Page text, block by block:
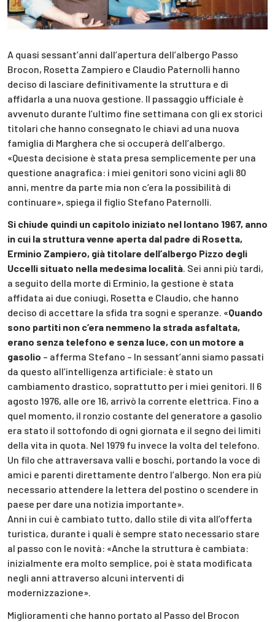
A quasi sessant’anni dall’apertura dell’albergo Passo
Brocon, Rosetta Zampiero e Claudio Paternolli hanno
deciso di lasciare definitivamente la struttura e di
affidarla a una nuova gestione. Il passaggio ufficiale è
avvenuto durante l’ultimo fine settimana con gli ex storici
titolari che hanno consegnato le chiavi ad una nuova
famiglia di Marghera che si occuperà dell’albergo.
«Questa decisione è stata presa semplicemente per una
questione anagrafica: i miei genitori sono vicini agli 80
anni, mentre da parte mia non c’era la possibilità di
continuare», spiega il figlio Stefano Paternolli.
Si chiude quindi un capitolo iniziato nel lontano 1967, anno
in cui la struttura venne aperta dal padre di Rosetta,
Erminio Zampiero, già titolare dell’albergo Pizzo degli
Uccelli situato nella medesima località. Sei anni più tardi,
a seguito della morte di Erminio, la gestione è stata
affidata ai due coniugi, Rosetta e Claudio, che hanno
deciso di accettare la sfida tra sogni e speranze. «Quando
sono partiti non c’era nemmeno la strada asfaltata,
erano senza telefono e senza luce, con un motore a
gasolio – afferma Stefano – In sessant’anni siamo passati
da questo all’intelligenza artificiale: è stato un
cambiamento drastico, soprattutto per i miei genitori. Il 6
agosto 1976, alle ore 16, arrivò la corrente elettrica. Fino a
quel momento, il ronzio costante del generatore a gasolio
era stato il sottofondo di ogni giornata e il segno dei limiti
della vita in quota. Nel 1979 fu invece la volta del telefono.
Un filo che attraversava valli e boschi, portando la voce di
amici e parenti direttamente dentro l’albergo. Non era più
necessario attendere la lettera del postino o scendere in
paese per dare una notizia importante».
Anni in cui è cambiato tutto, dallo stile di vita all’offerta
turistica, durante i quali è sempre stato necessario stare
al passo con le novità: «Anche la struttura è cambiata:
inizialmente era molto semplice, poi è stata modificata
negli anni attraverso alcuni interventi di
modernizzazione».
Miglioramenti che hanno portato al Passo del Brocon